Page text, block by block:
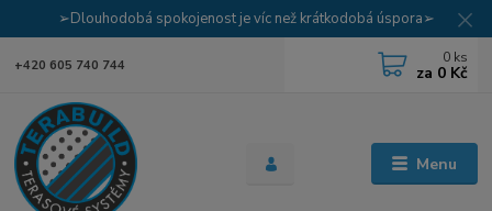
➢Dlouhodobá spokojenost je víc než krátkodobá úspora➢
Menu
+420 605 740 744 0 ks
za 0 Kč